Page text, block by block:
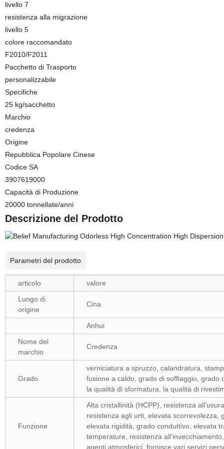
livello 7
resistenza alla migrazione
livello 5
colore raccomandato
F2010/F2011
Pacchetto di Trasporto
personalizzabile
Specifiche
25 kg/sacchetto
Marchio
credenza
Origine
Repubblica Popolare Cinese
Codice SA
3907619000
Capacità di Produzione
20000 tonnellate/anni
Descrizione del Prodotto
Parametri del prodotto
articolo
valore
Luogo di
origine
Cina
Anhui
Nome del
marchio
Credenza
Grado
verniciatura a spruzzo, calandratura,
fusione a caldo, grado di soffiaggio, grado
la qualità di sformatura, la qualità di
Funzione
Alta cristallinità (HCPP), resistenza
resistenza agli urti, elevata
elevata rigidità, grado conduttivo, elevata
temperature, resistenza
agenti atmosferici, fornisce vari servizi